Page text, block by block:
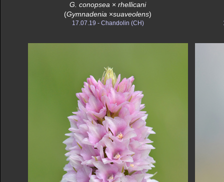
G. conopsea × rhellicani
(Gymnadenia ×suaveolens)
17.07.19 - Chandolin (CH)